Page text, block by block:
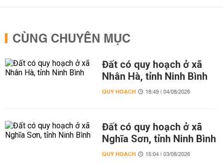
CÙNG CHUYÊN MỤC
Đất có quy hoạch ở xã
Nhân Hà, tỉnh Ninh Bình
QUY HOẠCH 18:49 | 04/08/2026
Đất có quy hoạch ở xã
Nghĩa Sơn, tỉnh Ninh Bình
QUY HOẠCH 15:04 | 03/08/2026